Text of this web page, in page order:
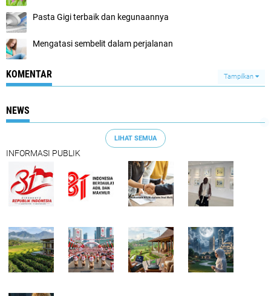
Pasta Gigi terbaik dan kegunaannya
Mengatasi sembelit dalam perjalanan
KOMENTAR Tampilkan
NEWS
LIHAT SEMUA
INFORMASI PUBLIK